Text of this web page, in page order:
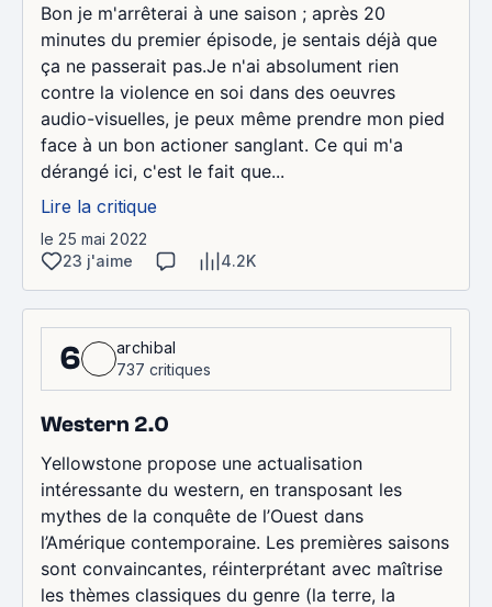
Bon je m'arrêterai à une saison ; après 20
minutes du premier épisode, je sentais déjà que
ça ne passerait pas.Je n'ai absolument rien
contre la violence en soi dans des oeuvres
audio-visuelles, je peux même prendre mon pied
face à un bon actioner sanglant. Ce qui m'a
dérangé ici, c'est le fait que...
Lire la critique
le 25 mai 2022
23 j'aime
4.2K
6
archibal
737 critiques
Western 2.0
Yellowstone propose une actualisation
intéressante du western, en transposant les
mythes de la conquête de l’Ouest dans
l’Amérique contemporaine. Les premières saisons
sont convaincantes, réinterprétant avec maîtrise
les thèmes classiques du genre (la terre, la